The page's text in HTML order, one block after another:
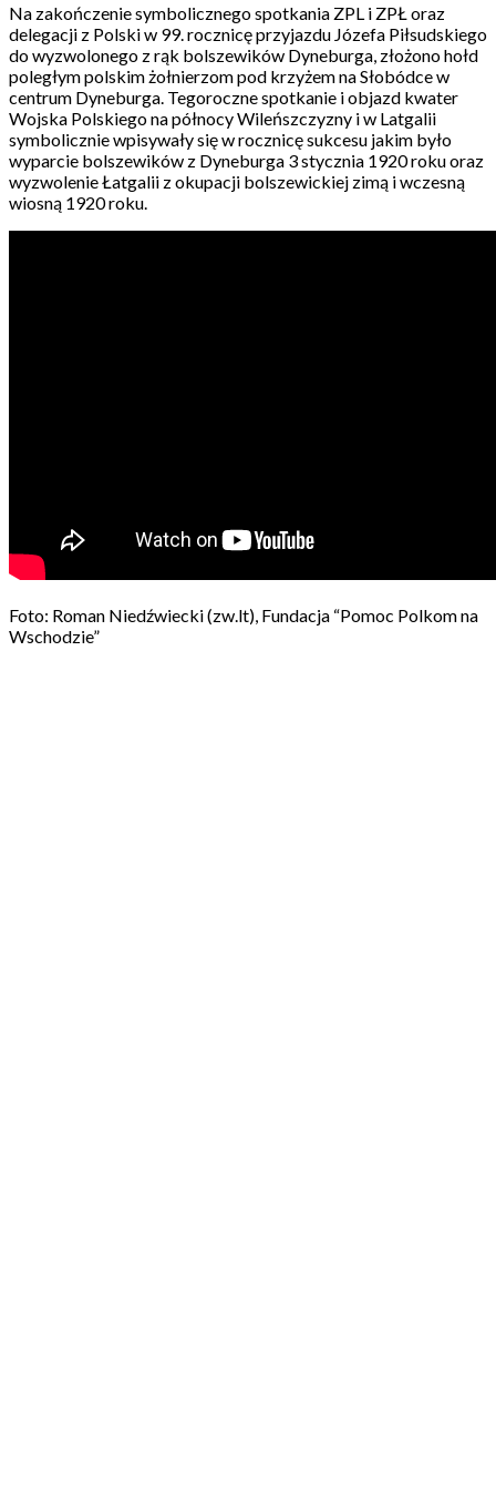
Na zakończenie symbolicznego spotkania ZPL i ZPŁ oraz
delegacji z Polski w 99. rocznicę przyjazdu Józefa Piłsudskiego
do wyzwolonego z rąk bolszewików Dyneburga, złożono hołd
poległym polskim żołnierzom pod krzyżem na Słobódce w
centrum Dyneburga. Tegoroczne spotkanie i objazd kwater
Wojska Polskiego na północy Wileńszczyzny i w Latgalii
symbolicznie wpisywały się w rocznicę sukcesu jakim było
wyparcie bolszewików z Dyneburga 3 stycznia 1920 roku oraz
wyzwolenie Łatgalii z okupacji bolszewickiej zimą i wczesną
wiosną 1920 roku.
Foto: Roman Niedźwiecki (zw.lt), Fundacja “Pomoc Polkom na
Wschodzie”